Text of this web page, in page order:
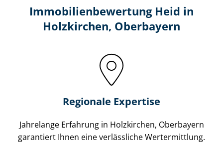
Immobilien­bewertung Heid in
Holzkirchen, Oberbayern
Regionale Expertise
Jahrelange Erfahrung in Holzkirchen, Oberbayern
garantiert Ihnen eine verlässliche Wertermittlung.